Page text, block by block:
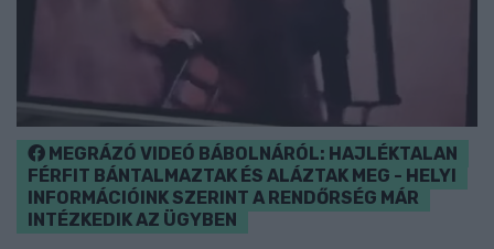
MEGRÁZÓ VIDEÓ BÁBOLNÁRÓL: HAJLÉKTALAN
FÉRFIT BÁNTALMAZTAK ÉS ALÁZTAK MEG - HELYI
INFORMÁCIÓINK SZERINT A RENDŐRSÉG MÁR
INTÉZKEDIK AZ ÜGYBEN